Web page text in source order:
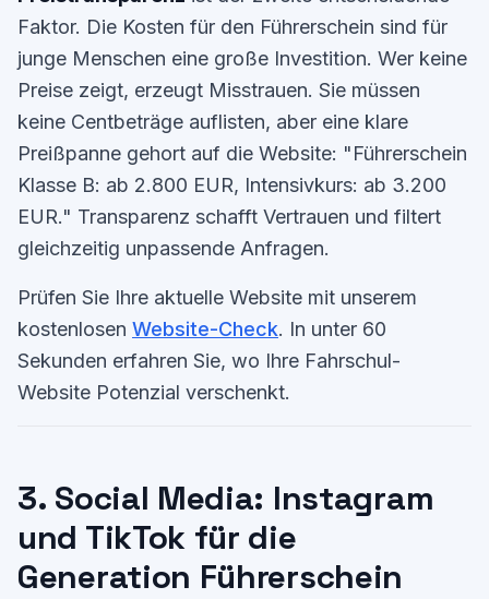
Faktor. Die Kosten für den Führerschein sind für
junge Menschen eine große Investition. Wer keine
Preise zeigt, erzeugt Misstrauen. Sie müssen
keine Centbeträge auflisten, aber eine klare
Preißpanne gehort auf die Website: "Führerschein
Klasse B: ab 2.800 EUR, Intensivkurs: ab 3.200
EUR." Transparenz schafft Vertrauen und filtert
gleichzeitig unpassende Anfragen.
Prüfen Sie Ihre aktuelle Website mit unserem
kostenlosen Website-Check. In unter 60
Sekunden erfahren Sie, wo Ihre Fahrschul-
Website Potenzial verschenkt.
3. Social Media: Instagram
und TikTok für die
Generation Führerschein